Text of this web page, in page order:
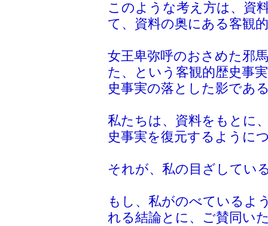
このような考え方は、資
て、資料の奥にある客観
女王卑弥呼のおさめた邪
た、という客観的歴史事
史事実の落とした影であ
私たちは、資料をもとに
史事実を復元するように
それが、私の目ざしてい
もし、私がのべているよ
れる結論とに、ご賛同い